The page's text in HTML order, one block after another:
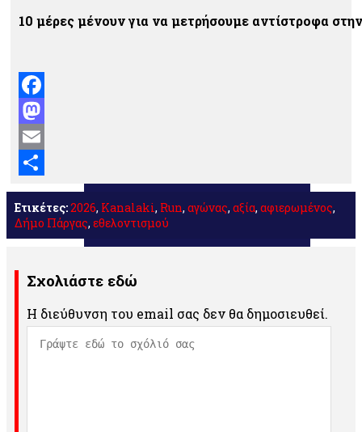
10 μέρεςμένουνγια να μετρήσουμε αντίστροφα στην
Facebook
Mastodon
Email
Μοιραστείτε
Ετικέτες:2026, Kanalaki, Run, αγώνας, αξία, αφιερωμένος,
Δήμο Πάργας, εθελοντισμού
Σχολιάστε εδώ
Η διεύθυνση του email σας δεν θα δημοσιευθεί.